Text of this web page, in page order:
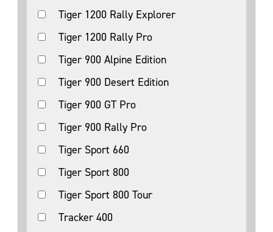
Tiger 1200 Rally Explorer
Tiger 1200 Rally Pro
Tiger 900 Alpine Edition
Tiger 900 Desert Edition
Tiger 900 GT Pro
Tiger 900 Rally Pro
Tiger Sport 660
Tiger Sport 800
Tiger Sport 800 Tour
Tracker 400